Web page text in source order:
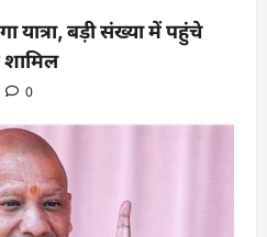
यात्रा, बड़ी संख्या में पहुंचे
शामिल
0